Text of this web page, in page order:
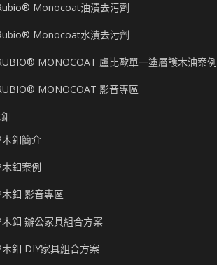
Monocoat油漬去污劑
Monocoat水漬去污劑
MONOCOAT 盧比歐單一塗層護木油案例
MONOCOAT 影音專區
木釦簡介
木釦案例
木釦 影音專區
木釦 辦公家具組合方案
木釦 DIY家具組合方案